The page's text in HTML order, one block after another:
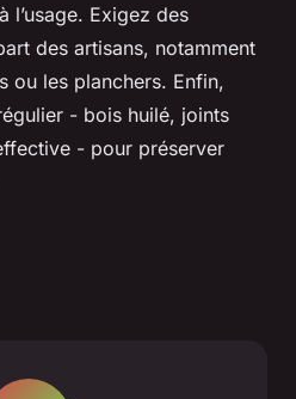
l’usage. Exigez des
des artisans, notamment
ou les planchers. Enfin,
- bois huilé, joints
- pour préserver